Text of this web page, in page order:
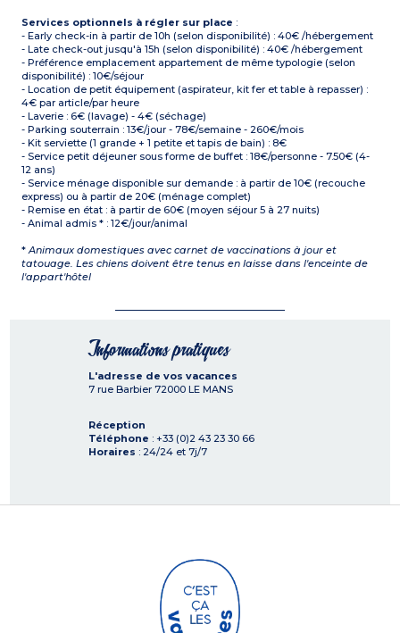
Services optionnels à régler sur place :
- Early check-in à partir de 10h (selon disponibilité) : 40€ /hébergement
- Late check-out jusqu'à 15h (selon disponibilité) : 40€ /hébergement
- Préférence emplacement appartement de même typologie (selon
disponibilité) : 10€/séjour
- Location de petit équipement (aspirateur, kit fer et table à repasser) :
4€ par article/par heure
- Laverie : 6€ (lavage) - 4€ (séchage)
- Parking souterrain : 13€/jour - 78€/semaine - 260€/mois
- Kit serviette (1 grande + 1 petite et tapis de bain) : 8€
- Service petit déjeuner sous forme de buffet : 18€/personne - 7.50€ (4-
12 ans)
- Service ménage disponible sur demande : à partir de 10€ (recouche
express) ou à partir de 20€ (ménage complet)
- Remise en état : à partir de 60€ (moyen séjour 5 à 27 nuits)
- Animal admis * : 12€/jour/animal
*Animaux domestiques avec carnet de vaccinations à jour et
tatouage. Les chiens doivent être tenus en laisse dans l'enceinte de
l'appart'hôtel
Informations pratiques
L'adresse de vos vacances
7 rue Barbier 72000 LE MANS
Réception
Téléphone : +33 (0)2 43 23 30 66
Horaires : 24/24 et 7j/7